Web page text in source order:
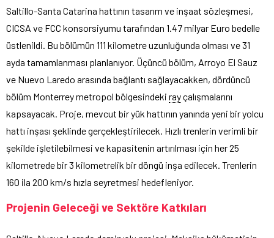
Saltillo-Santa Catarina hattının tasarım ve inşaat sözleşmesi,
CICSA ve FCC konsorsiyumu tarafından 1.47 milyar Euro bedelle
üstlenildi. Bu bölümün 111 kilometre uzunluğunda olması ve 31
ayda tamamlanması planlanıyor. Üçüncü bölüm, Arroyo El Sauz
ve Nuevo Laredo arasında bağlantı sağlayacakken, dördüncü
bölüm Monterrey metropol bölgesindeki rayçalışmalarını
kapsayacak. Proje, mevcut bir yük hattının yanında yeni bir yolcu
hattı inşası şeklinde gerçekleştirilecek. Hızlı trenlerin verimli bir
şekilde işletilebilmesi ve kapasitenin artırılması için her 25
kilometrede bir 3 kilometrelik bir döngü inşa edilecek. Trenlerin
160 ila 200 km/s hızla seyretmesi hedefleniyor.
Projenin Geleceği ve Sektöre Katkıları